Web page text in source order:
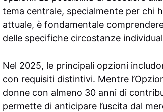
tema centrale, specialmente per chi
attuale, è fondamentale
delle specifiche circostanze
Nel 2025, le principali opzioni
con requisiti distintivi. Mentre
donne con almeno 30 anni di
permette di anticipare l’uscita dal